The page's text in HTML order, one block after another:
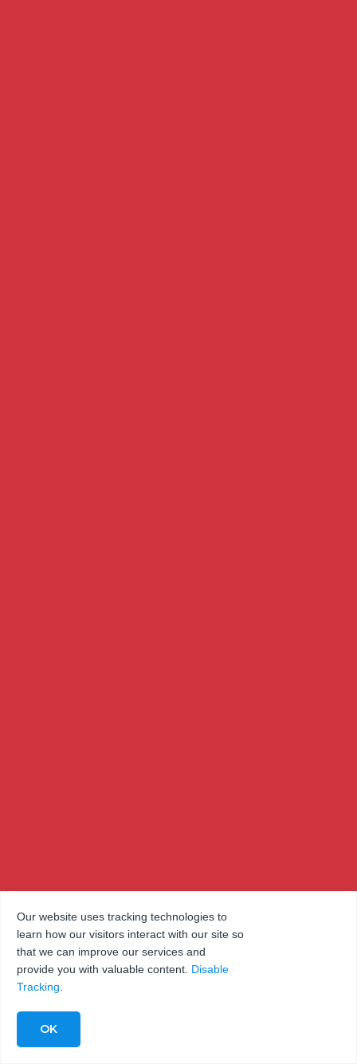
Our website uses tracking technologies to
learn how our visitors interact with our site so
that we can improve our services and
provide you with valuable content. Disable
Tracking